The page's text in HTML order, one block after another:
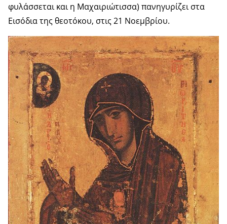
φυλάσσεται και η Μαχαιριώτισσα) πανηγυρίζει στα
Εισόδια της θεοτόκου, στις 21 Νοεμβρίου.